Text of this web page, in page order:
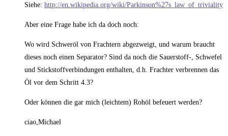
Siehe: http://en.wikipedia.org/wiki/Parkinson%27s_law_of_triviality
Aber eine Frage habe ich da doch noch:
Wo wird Schweröl von Frachtern abgezweigt, und warum braucht
dieses noch einen Separator? Sind da noch die Sauerstoff-, Schwefel
und Stickstoffverbindungen enthalten, d.h. Frachter verbrennen das
Öl vor dem Schritt 4.3?
Oder können die gar mich (leichtem) Rohöl befeuert werden?
ciao,Michael